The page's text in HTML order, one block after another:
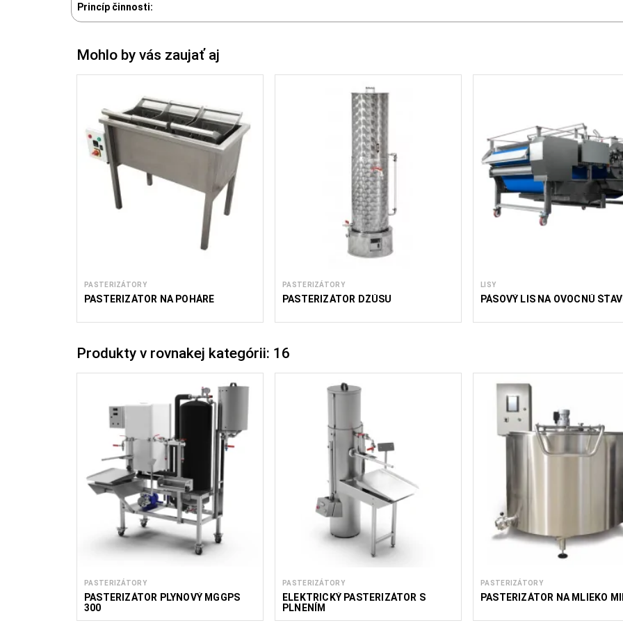
Princíp činnosti:
Mohlo by vás zaujať aj
PASTERIZÁTORY
PASTERIZÁTOR NA POHÁRE
PASTERIZÁTORY
PASTERIZÁTOR DŽÚSU
LISY
PÁSOVÝ LIS NA OVOCNÚ
Produkty v rovnakej kategórii: 16
PASTERIZÁTORY
PASTERIZÁTOR PLYNOVÝ MGGPS
300
PASTERIZÁTORY
ELEKTRICKÝ PASTERIZÁTOR S
PLNENÍM
PASTERIZÁTORY
PASTERIZÁTOR NA MLIEKO